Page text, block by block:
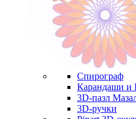
Спирограф
Карандаши и
3D-пазл
3D-ручки